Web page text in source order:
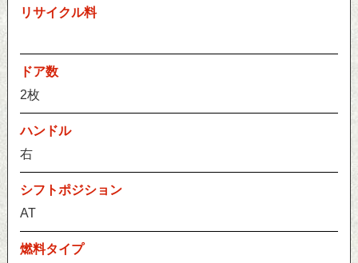
リサイクル料
ドア数
2枚
ハンドル
右
シフトポジション
AT
燃料タイプ